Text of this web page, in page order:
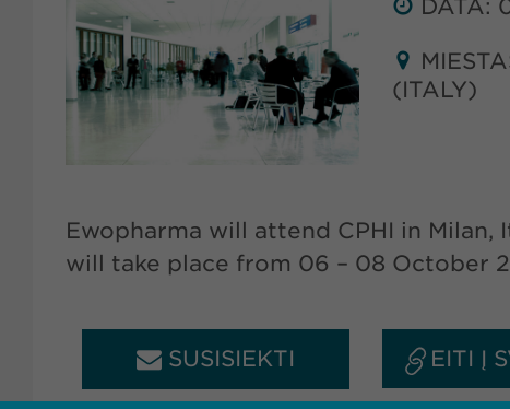
DATA:
(ITALY)
Ewopharma will attend CPHI in Milan,
will take place from 06 – 08 October
SUSISIEKTI EITI Į